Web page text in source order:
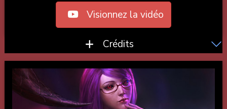
Visionnez la vidéo
Crédits